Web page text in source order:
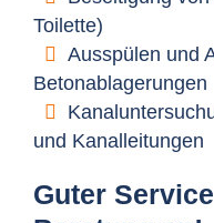
Toilette)
Ausspülen und
Betonablagerungen
und Kanalleitungen
Guter